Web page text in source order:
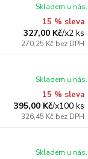
15 % sleva
327,00 Kč/x2 ks
270,25 Kč bez DPH
Skladem u nás.
15 % sleva
395,00 Kč/x100 ks
326,45 Kč bez DPH
Skladem u nás.
Skladem u nás.